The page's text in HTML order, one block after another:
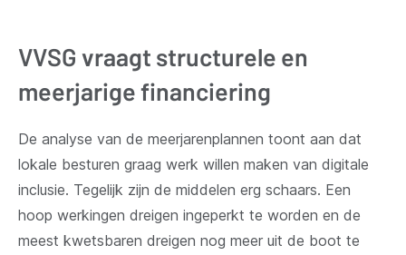
VVSG vraagt structurele en
meerjarige financiering
De analyse van de meerjarenplannen toont aan dat
lokale besturen graag werk willen maken van digitale
inclusie. Tegelijk zijn de middelen erg schaars. Een
hoop werkingen dreigen ingeperkt te worden en de
meest kwetsbaren dreigen nog meer uit de boot te